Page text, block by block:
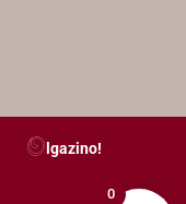
lgazino!
0